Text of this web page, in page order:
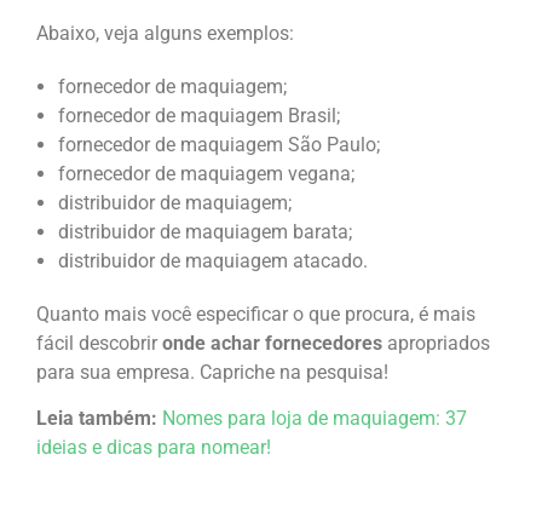
Abaixo, veja alguns exemplos:
fornecedor de maquiagem;
fornecedor de maquiagem Brasil;
fornecedor de maquiagem São Paulo;
fornecedor de maquiagem vegana;
distribuidor de maquiagem;
distribuidor de maquiagem barata;
distribuidor de maquiagem atacado.
Quanto mais você especificar o que procura, é mais
fácil descobrir onde achar fornecedores apropriados
para sua empresa. Capriche na pesquisa!
Leia também: Nomes para loja de maquiagem: 37
ideias e dicas para nomear!